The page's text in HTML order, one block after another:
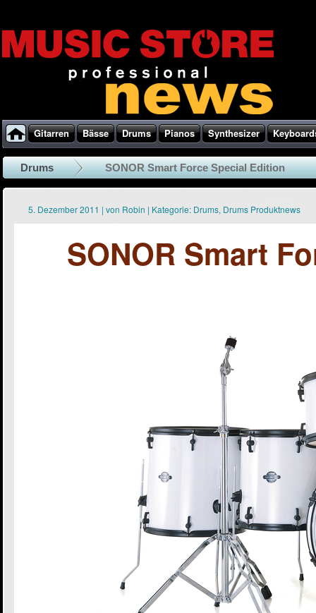
Gitarren Bässe Drums Pianos Synthesizer
Drums SONOR Smart Force Special Edition
5. Dezember 2011 | von Robin | Kategorie: Drums, Drums Produktnews
SONOR Smart